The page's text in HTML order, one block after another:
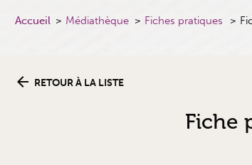
Accueil Médiathèque Fiches pratiques
RETOUR À LA LISTE
Fiche